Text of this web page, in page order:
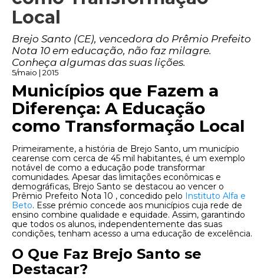
Local
Brejo Santo (CE), vencedora do Prêmio Prefeito
Nota 10 em educação, não faz milagre.
Conheça algumas das suas lições.
5/maio | 2015
Municípios que Fazem a
Diferença: A Educação
como Transformação Local
Primeiramente, a história de Brejo Santo, um município
cearense com cerca de 45 mil habitantes, é um exemplo
notável de como a educação pode transformar
comunidades. Apesar das limitações econômicas e
demográficas, Brejo Santo se destacou ao vencer o
Prêmio Prefeito Nota 10 , concedido pelo Instituto Alfa e
Beto. Esse prémio concede aos municípios cuja rede de
ensino combine qualidade e equidade. Assim, garantindo
que todos os alunos, independentemente das suas
condições, tenham acesso a uma educação de excelência.
O Que Faz Brejo Santo se
Destacar?